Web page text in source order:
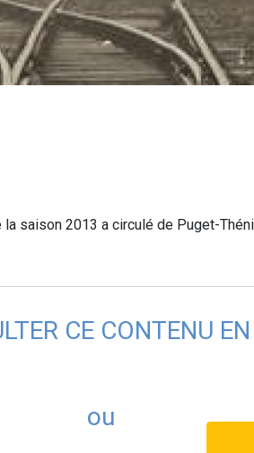
la saison 2013 a circulé de Puget-
CE CONTENU
ou